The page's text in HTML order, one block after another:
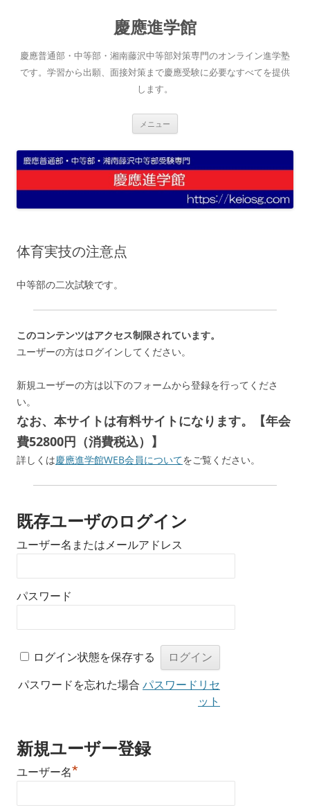
へ
ス
キ
慶應進学館
慶應普通部・中等部・湘南藤沢中等部対策専門のオンライン進学塾
です。学習から出願、面接対策まで慶應受験に必要なすべてを提供
します。
メニュー
体育実技の注意点
中等部の二次試験です。
このコンテンツはアクセス制限されています。
ユーザーの方はログインしてください。
新規ユーザーの方は以下のフォームから登録を行ってくださ
い。
なお、本サイトは有料サイトになります。【年会
費52800円（消費税込）】
詳しくは慶應進学館WEB会員についてをご覧ください。
既存ユーザのログイン
ユーザー名またはメールアドレス
パスワード
ログイン状態を保存する
パスワードを忘れた場合 パスワードリセ
ット
新規ユーザー登録
ユーザー名*